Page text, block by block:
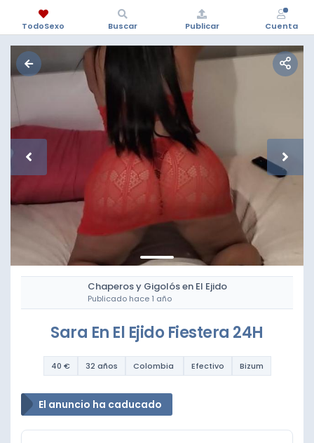
Chaperos y Gigolós en El Ejido
Publicado hace 1 año
Sara En El Ejido Fiestera 24H
40 € 32 años Colombia Efectivo Bizum
El anuncio ha caducado
TodoSexo Buscar Publicar Cuenta